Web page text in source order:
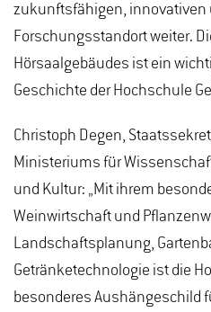
zukunftsfähigen, innovativen
Forschungsstandort weiter.
Hörsaalgebäudes ist ein
Geschichte der Hochschule
Christoph Degen,
Ministeriums für
und Kultur: „Mit ihrem
Weinwirtschaft und
Landschaftsplanung,
Getränketechnologie ist die
besonderes Aushängeschild